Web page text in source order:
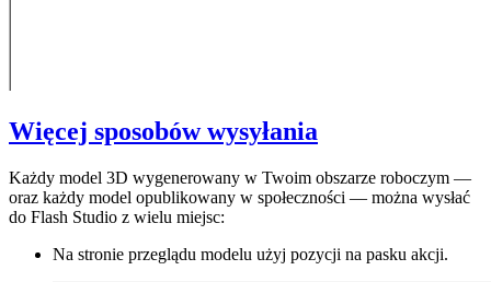
Więcej sposobów wysyłania
Każdy model 3D wygenerowany w Twoim obszarze roboczym —
oraz każdy model opublikowany w społeczności — można wysłać
do Flash Studio z wielu miejsc:
Na stronie przeglądu modelu użyj pozycji na pasku akcji.